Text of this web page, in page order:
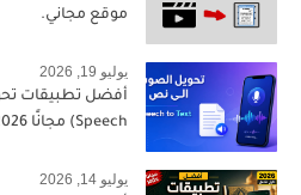
موقع مجاني.
يوليو 19, 2026
Speech) مجانًا 2026.
يوليو 14, 2026